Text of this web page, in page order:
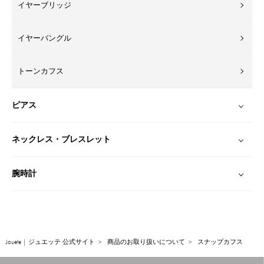
イヤーブリッジ
イヤーバングル
トーンカフス
ピアス
ネックレス・ブレスレット
腕時計
Jouete | ジュエッテ 公式サイト 商品のお取り扱いについて スナップカフス